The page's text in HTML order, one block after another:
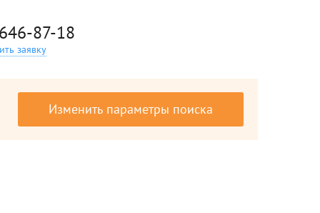
87-18
заявку
Изменить параметры поиска